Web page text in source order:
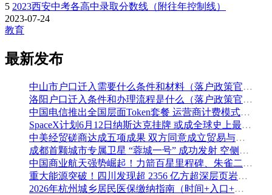
5 2023西安中考各高中录取分数线（附往年控制线）
2023-07-24
教育
最新发布
中山市户口迁入需要什么条件和材料（落户政策官方解读）
洛阳户口迁入条件和办理流程是什么（落户政策官方问答汇总）
中国电信推出全国层面Token套餐 运营商计费模式从”流量”迈向”算力”
SpaceX计划6月12日纳斯达克挂牌 或成全球史上最大规模IPO
中美经贸磋商达成五项成果 双方同意成立贸易与投资双理事会
成都首颗城市专属卫星 “蓉城一号” 成功发射 空侧直转模式同步落地 双重大突破助力国际门户枢纽建设
中国商业航天强势崛起！力箭百星里程碑、朱雀二号改进型发射成功
重大能源突破！四川发现超 2356 亿方超深层页岩气田，保障国家能源安全
2026年杭州城乡居民医保缴纳指南（时间+入口+金额）